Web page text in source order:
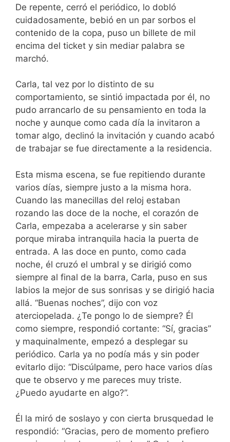
De repente, cerró el periódico, lo dobló
cuidadosamente, bebió en un par sorbos el
contenido de la copa, puso un billete de mil
encima del ticket y sin mediar palabra se
marchó.
Carla, tal vez por lo distinto de su
comportamiento, se sintió impactada por él, no
pudo arrancarlo de su pensamiento en toda la
noche y aunque como cada día la invitaron a
tomar algo, declinó la invitación y cuando acabó
de trabajar se fue directamente a la residencia.
Esta misma escena, se fue repitiendo durante
varios días, siempre justo a la misma hora.
Cuando las manecillas del reloj estaban
rozando las doce de la noche, el corazón de
Carla, empezaba a acelerarse y sin saber
porque miraba intranquila hacia la puerta de
entrada. A las doce en punto, como cada
noche, él cruzó el umbral y se dirigió como
siempre al final de la barra, Carla, puso en sus
labios la mejor de sus sonrisas y se dirigió hacia
allá. “Buenas noches”, dijo con voz
aterciopelada. ¿Te pongo lo de siempre? Él
como siempre, respondió cortante: “Sí, gracias”
y maquinalmente, empezó a desplegar su
periódico. Carla ya no podía más y sin poder
evitarlo dijo: “Discúlpame, pero hace varios días
que te observo y me pareces muy triste.
¿Puedo ayudarte en algo?”.
Él la miró de soslayo y con cierta brusquedad le
respondió: “Gracias, pero de momento prefiero